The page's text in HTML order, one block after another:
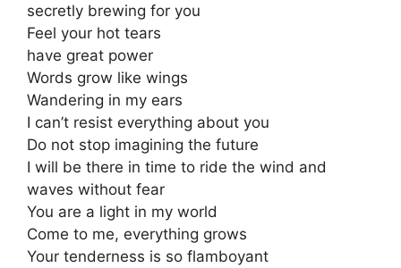
secretly brewing for you
Feel your hot tears
have great power
Words grow like wings
Wandering in my ears
I can’t resist everything about you
Do not stop imagining the future
I will be there in time to ride the wind and
waves without fear
You are a light in my world
Come to me, everything grows
Your tenderness is so flamboyant